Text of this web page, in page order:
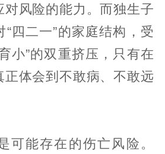
对风险的能力。而独生子
四二一”的家庭结构，受
小”的双重挤压，只有在
正体会到不敢病、不敢远
可能存在的伤亡风险。